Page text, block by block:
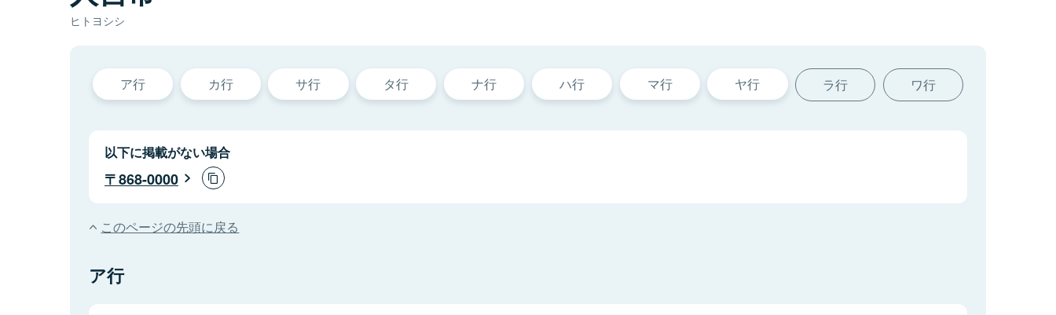
ヒトヨシシ
ア行 カ行 サ行 タ行 ナ行 ハ行 マ行 ヤ行 ラ行 ワ行
以下に掲載がない場合
868-0000
このページの先頭に戻る
ア行